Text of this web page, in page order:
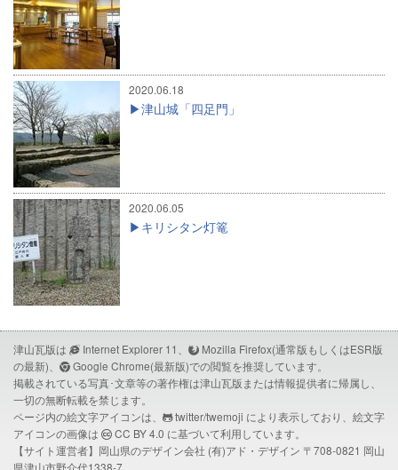
2020.06.18
津山城「四足門」
2020.06.05
キリシタン灯篭
津山瓦版は Internet Explorer 11、
Mozilla Firefox(通常版もしくはESR版
の最新)、
Google Chrome(最新版)での閲覧を推奨しています。
掲載されている写真･文章等の著作権は津山瓦版または情報提供者に帰属し、
一切の無断転載を禁じます。
ページ内の絵文字アイコンは、
twitter/twemoji により表示しており、絵文字
アイコンの画像は
CC BY 4.0 に基づいて利用しています。
【サイト運営者】岡山県のデザイン会社 (有)アド・デザイン 〒708-0821 岡山
県津山市野介代1338-7